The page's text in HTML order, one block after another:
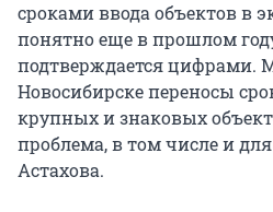
сроками ввода объектов в
понятно еще в прошлом
подтверждается цифрами.
Новосибирске переносы
крупных и знаковых
проблема, в том числе и
Астахова.